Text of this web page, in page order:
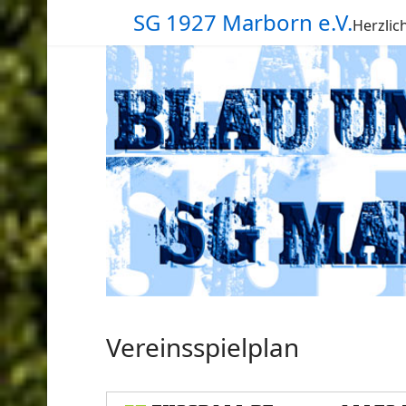
SG 1927 Marborn e.V.
Vereinsspielplan